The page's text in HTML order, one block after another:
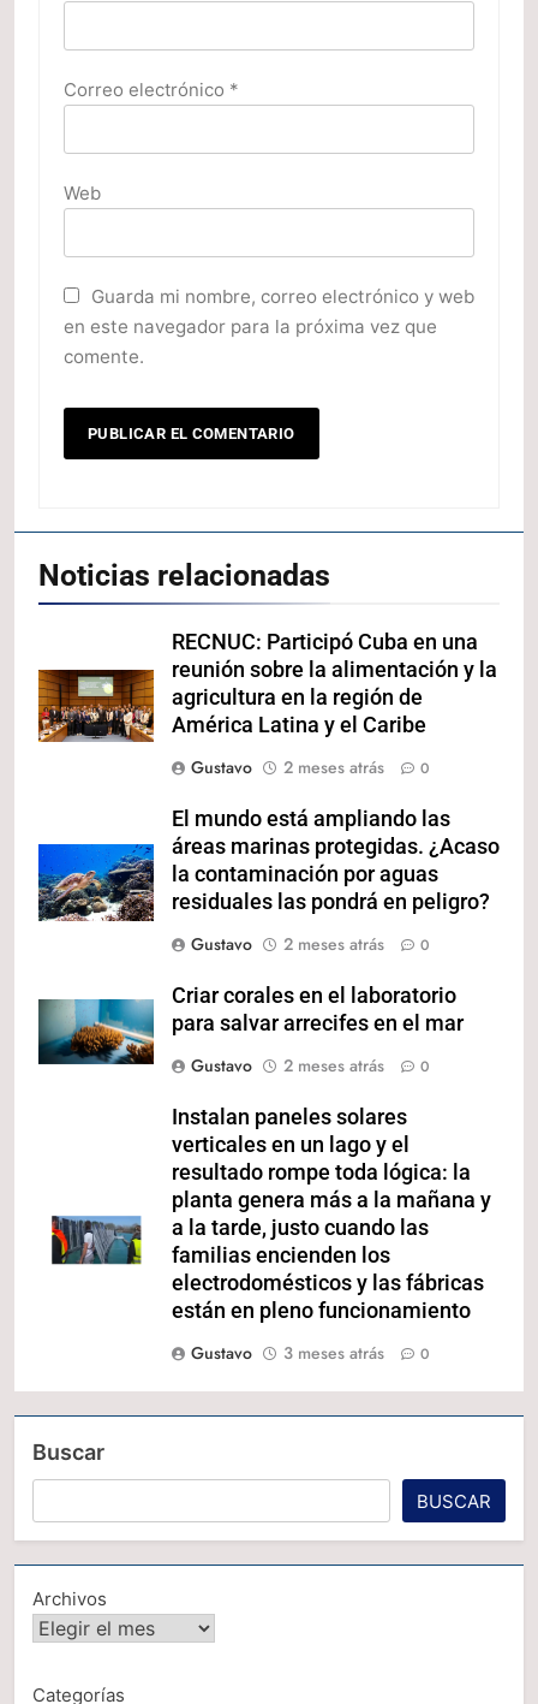
Correo electrónico *
Web
Guarda mi nombre, correo electrónico y web
en este navegador para la próxima vez que
comente.
Noticias relacionadas
RECNUC: Participó Cuba en una
reunión sobre la alimentación y la
agricultura en la región de
América Latina y el Caribe
Gustavo
2 meses atrás 0
El mundo está ampliando las
áreas marinas protegidas. ¿Acaso
la contaminación por aguas
residuales las pondrá en peligro?
Gustavo
2 meses atrás 0
Criar corales en el laboratorio
para salvar arrecifes en el mar
Gustavo
2 meses atrás 0
Instalan paneles solares
verticales en un lago y el
resultado rompe toda lógica: la
planta genera más a la mañana y
a la tarde, justo cuando las
familias encienden los
electrodomésticos y las fábricas
están en pleno funcionamiento
Gustavo
3 meses atrás 0
Buscar
BUSCAR
Archivos
Categorías